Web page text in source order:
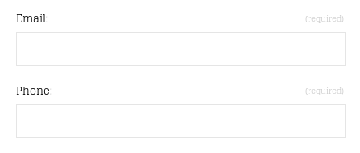
Email: (required)
Phone: (required)